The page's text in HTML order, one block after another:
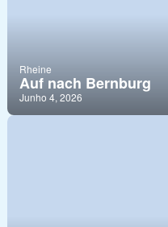
Rheine
Auf nach Bernburg
Junho 4, 2026